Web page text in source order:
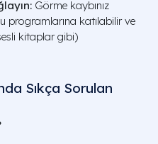
Görme kaybınız
programlarına katılabilir ve
kitaplar gibi)
Sıkça Sorulan